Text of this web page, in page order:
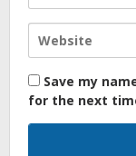
Save my
for the next